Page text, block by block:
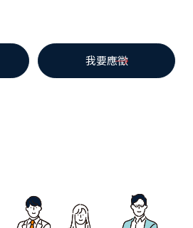
我要應徵